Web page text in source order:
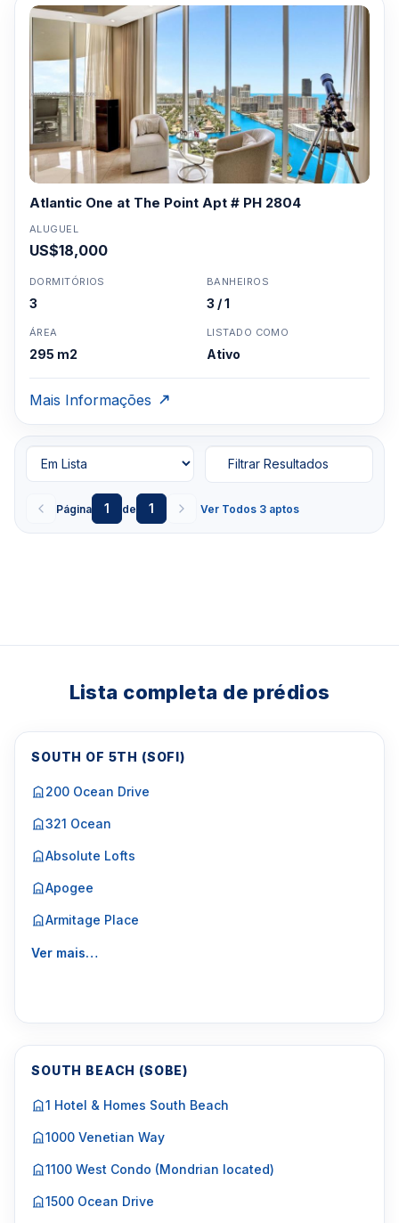
Atlantic One at The Point Apt # PH 2804
ALUGUEL
US$18,000
DORMITÓRIOS
3
BANHEIROS
3 / 1
ÁREA
295 m2
LISTADO COMO
Ativo
Mais Informações
Página 1 de 1 Ver Todos 3 aptos
Filtrar Resultados
Lista completa de prédios
SOUTH OF 5TH (SOFI)
200 Ocean Drive
321 Ocean
Absolute Lofts
Apogee
Armitage Place
Ver mais…
SOUTH BEACH (SOBE)
1 Hotel & Homes South Beach
1000 Venetian Way
1100 West Condo (Mondrian located)
1500 Ocean Drive